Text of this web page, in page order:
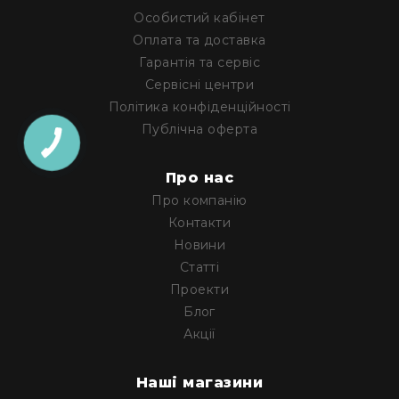
Прилади
цифрові
Статичне
світло
Прилади
LED
Прилади
Прилади
LED
мултичіпові
Прилади
з
газоразрядною
лампою
Прилади
лампою
Особистий кабінет
Оплата та доставка
Гарантія та сервіс
Сервісні центри
Політика конфіденційності
Публічна оферта
Про нас
Про компанію
Контакти
Новини
Статті
Проекти
Блог
Акції
Наші магазини